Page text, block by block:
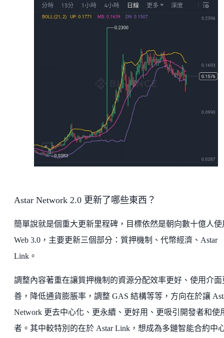
Astar Network 2.0 更新了哪些東西？
簡單說就是個重大更新里程碑，目標依然是朝向數十億人使
Web 3.0，主要更新三個部分：質押機制、代幣經濟、Astar
Link。
調整內容著重在讓質押機制的資源分配效率更好、使用介面
善，降低通貨膨脹率，調整 GAS 結構等等，方向在於讓
Network 更去中心化、更永續、更好用、更吸引開發者和使
者。其中較特別的在於 Astar Link，想成為多鏈智能合約中